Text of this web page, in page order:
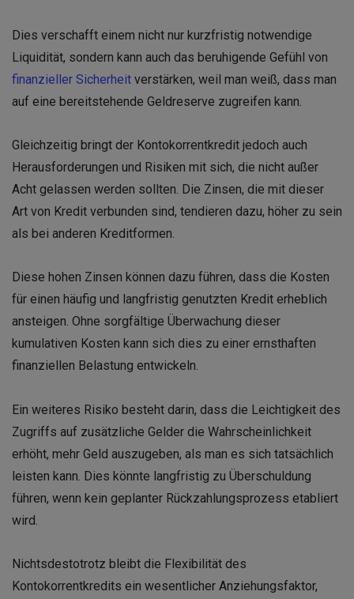
Dies verschafft einem nicht nur kurzfristig notwendige
Liquidität, sondern kann auch das beruhigende Gefühl von
finanzieller Sicherheit verstärken, weil man weiß, dass man
auf eine bereitstehende Geldreserve zugreifen kann.
Gleichzeitig bringt der Kontokorrentkredit jedoch auch
Herausforderungen und Risiken mit sich, die nicht außer
Acht gelassen werden sollten. Die Zinsen, die mit dieser
Art von Kredit verbunden sind, tendieren dazu, höher zu sein
als bei anderen Kreditformen.
Diese hohen Zinsen können dazu führen, dass die Kosten
für einen häufig und langfristig genutzten Kredit erheblich
ansteigen. Ohne sorgfältige Überwachung dieser
kumulativen Kosten kann sich dies zu einer ernsthaften
finanziellen Belastung entwickeln.
Ein weiteres Risiko besteht darin, dass die Leichtigkeit des
Zugriffs auf zusätzliche Gelder die Wahrscheinlichkeit
erhöht, mehr Geld auszugeben, als man es sich tatsächlich
leisten kann. Dies könnte langfristig zu Überschuldung
führen, wenn kein geplanter Rückzahlungsprozess etabliert
wird.
Nichtsdestotrotz bleibt die Flexibilität des
Kontokorrentkredits ein wesentlicher Anziehungsfaktor,